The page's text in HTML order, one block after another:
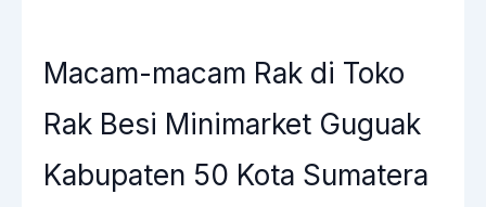
Macam-macam Rak di Toko
Rak Besi Minimarket Guguak
Kabupaten 50 Kota Sumatera